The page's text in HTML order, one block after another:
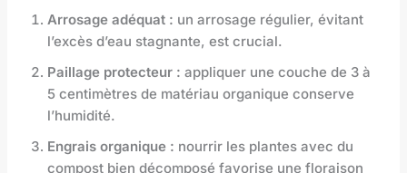
Arrosage adéquat : un arrosage régulier, évitant
l’excès d’eau stagnante, est crucial.
Paillage protecteur : appliquer une couche de 3 à
5 centimètres de matériau organique conserve
l’humidité.
Engrais organique : nourrir les plantes avec du
compost bien décomposé favorise une floraison